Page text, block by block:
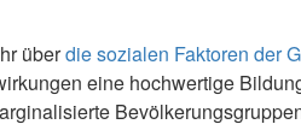
überdie sozialen Faktoren der
eine hochwertige